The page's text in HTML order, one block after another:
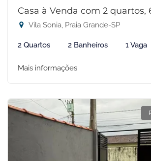
Casa à Venda com 2 quartos,
Vila Sonia, Praia Grande-SP
2 Quartos 2 Banheiros 1 Vaga
Mais informações